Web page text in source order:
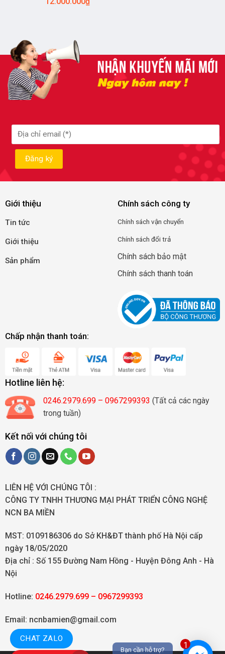
Giới thiệu
Tin tức
Giới thiệu
Sản phẩm
Chính sách công ty
Chính sách vận chuyển
Chính sách đổi trả
Chính sách bảo mật
Chính sách thanh toán
Chấp nhận thanh toán:
Hotline liên hệ:
0246.2979.699 – 0967299393 (Tất cả các ngày
trong tuần)
Kết nối với chúng tôi
LIÊN HỆ VỚI CHÚNG TÔI :
CÔNG TY TNHH THƯƠNG MẠI PHÁT TRIỂN CÔNG NGHỆ
NCN BA MIỀN
MST: 0109186306 do Sở KH&ĐT thành phố Hà Nội cấp
ngày 18/05/2020
Địa chỉ : Số 155 Đường Nam Hồng - Huyện Đông Anh - Hà
Nội
Hotline: 0246.2979.699 – 0967299393
Email: ncnbamien@gmail.com
CHAT ZALO
1
Bạn cần hỗ trợ?